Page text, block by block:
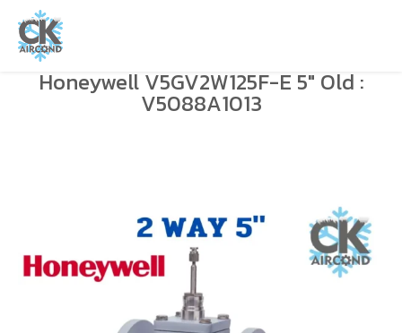
Honeywell V5GV2W125F-E 5″ Old :
V5088A1013